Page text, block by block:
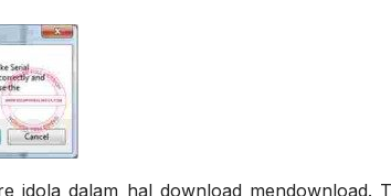
idola dalam hal download mendownload.